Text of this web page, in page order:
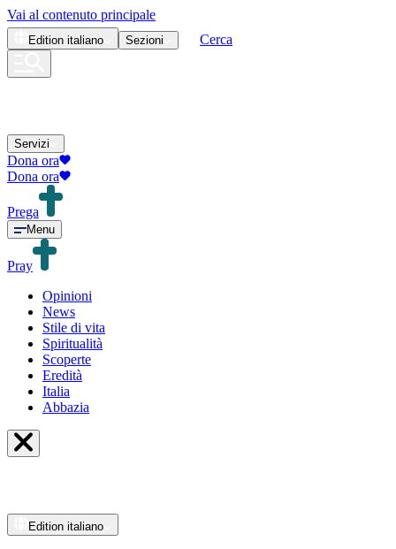
Vai al contenuto principale
Edition italiano Sezioni Cerca
Servizi
Dona ora
Dona ora
Prega
Menu
Pray
Opinioni
News
Stile di vita
Spiritualità
Scoperte
Eredità
Italia
Abbazia
Edition italiano